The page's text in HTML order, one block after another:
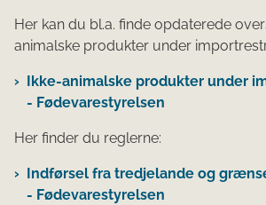
Her kan du bl.a. finde opdaterede
animalske produkter under
Ikke-animalske produkter under
- Fødevarestyrelsen
Her finder du reglerne:
Indførsel fra tredjelande og
- Fødevarestyrelsen